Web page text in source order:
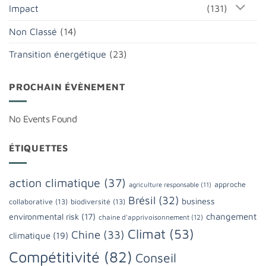
Impact (131)
Non Classé (14)
Transition énergétique (23)
PROCHAIN ÉVÈNEMENT
No Events Found
ÉTIQUETTES
action climatique (37) agriculture responsable (11) approche
collaborative (13) biodiversité (13) Brésil (32) business
environmental risk (17) chaine d'apprivoisonnement (12) changement
climatique (19) Chine (33) Climat (53)
Compétitivité (82) Conseil